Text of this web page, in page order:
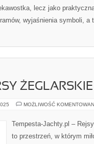
lecz jako
wyjaśnienia symboli, a
ŻEGLARSKIE
MOŻLIWOŚĆ
Tempesta-Jachty.pl –
to przestrzeń, w którym